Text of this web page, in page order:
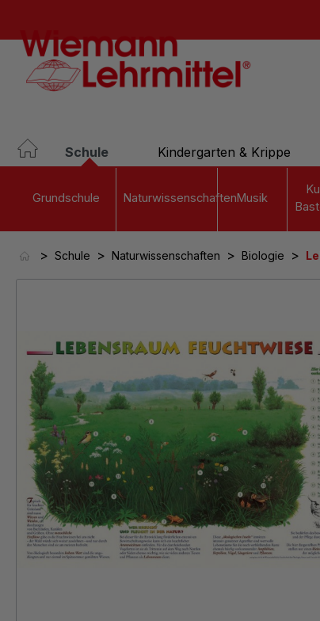
Schule Kindergarten & Krippe
Grundschule NaturwissenschaftenMusik
> Schule > Naturwissenschaften > Biologie >